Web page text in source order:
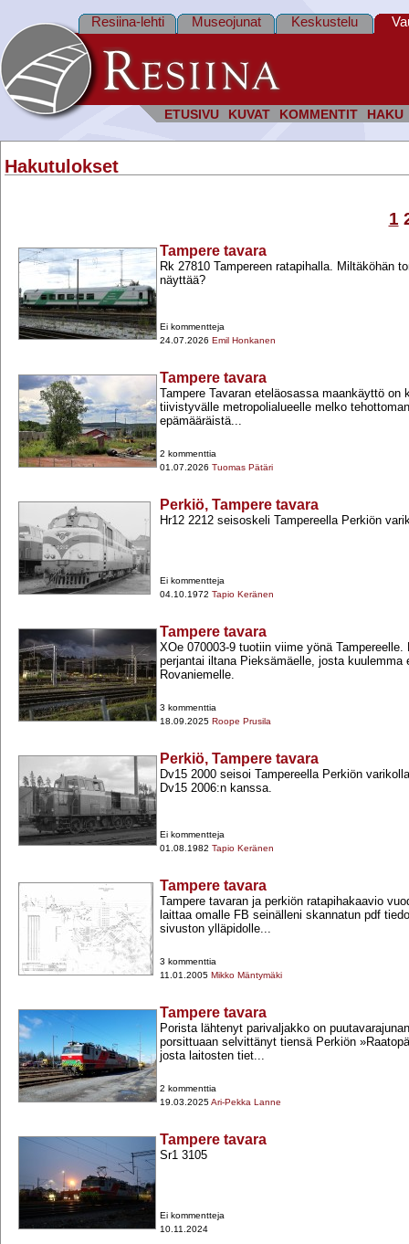
ETUSIVU KUVAT KOMMENTIT HAKU
Resiina-lehti Museojunat Keskustelu
Hakutulokset
1
Tampere tavara
Rk 27810 Tampereen ratapihalla. Miltäköhän
näyttää?
Ei kommentteja
24.07.2026 Emil Honkanen
Tampere tavara
Tampere Tavaran eteläosassa maankäyttö on
tiivistyvälle metropolialueelle melko
epämääräistä...
2 kommenttia
01.07.2026 Tuomas Pätäri
Perkiö, Tampere tavara
Hr12 2212 seisoskeli Tampereella Perkiön
Ei kommentteja
04.10.1972 Tapio Keränen
Tampere tavara
XOe 070003-​9 tuotiin viime yönä Tampereelle.
perjantai iltana Pieksämäelle, josta kuulemma
Rovaniemelle.
3 kommenttia
18.09.2025 Roope Prusila
Perkiö, Tampere tavara
Dv15 2000 seisoi Tampereella Perkiön
Dv15 2006:n kanssa.
Ei kommentteja
01.08.1982 Tapio Keränen
Tampere tavara
Tampere tavaran ja perkiön ratapihakaavio
laittaa omalle FB seinälleni skannatun pdf
sivuston ylläpidolle...
3 kommenttia
11.01.2005 Mikko Mäntymäki
Tampere tavara
Porista lähtenyt parivaljakko on
porsittuaan selvittänyt tiensä Perkiön
josta laitosten tiet...
2 kommenttia
19.03.2025Ari-Pekka Lanne
Tampere tavara
Sr1 3105
Ei kommentteja
10.11.2024